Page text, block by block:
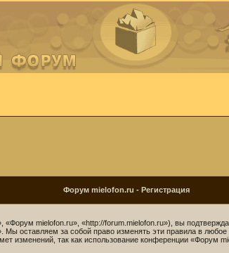
Форум mielofon.ru - Регистрация
mielofon.ru», «http://forum.mielofon.ru»), вы
оставляем за собой право изменять эти правила в
изменений, так как использование конференции «Форум